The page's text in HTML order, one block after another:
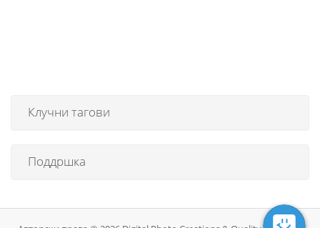
Клучни тагови
Поддршка